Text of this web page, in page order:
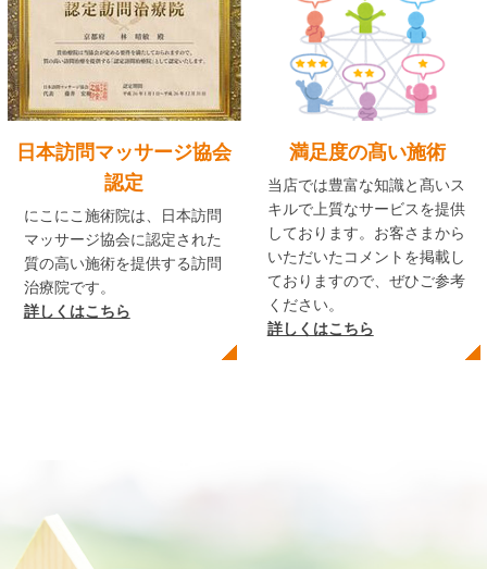
日本訪問マッサージ協会
認定
にこにこ施術院は、日本訪問
マッサージ協会に認定された
質の高い施術を提供する訪問
治療院です。
詳しくはこちら
満足度の髙い施術
当店では豊富な知識と髙いス
キルで上質なサービスを提供
しております。お客さまから
いただいたコメントを掲載し
ておりますので、ぜひご参考
ください。
詳しくはこちら